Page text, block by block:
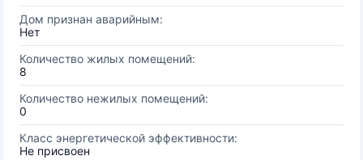
Дом признан аварийным:
Нет
Количество жилых помещений:
8
Количество нежилых помещений:
0
Класс энергетической эффективности:
Не присвоен